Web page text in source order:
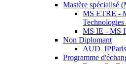
Mastère spécialisé
MS ETRE -
MS IE - MS
Non Diplomant
Programme